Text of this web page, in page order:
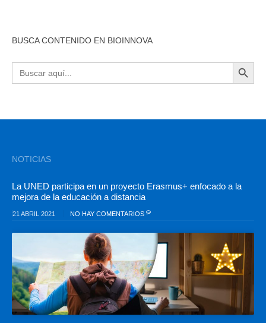
BUSCA CONTENIDO EN BIOINNOVA
Buscar: BOTÓN DE
NOTICIAS
La UNED participa en un proyecto Erasmus+ enfocado a la
mejora de la educación a distancia
21 ABRIL 2021 NO HAY COMENTARIOS